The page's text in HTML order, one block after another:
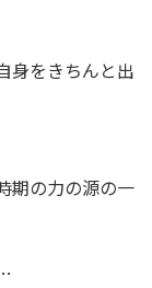
身をきちんと出
期の力の源の一